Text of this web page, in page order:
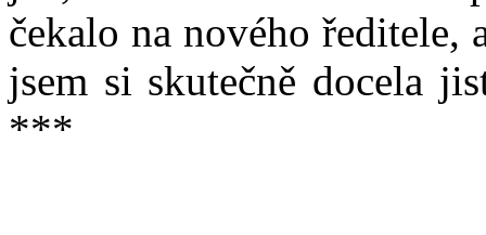
čekalo na nového ředitele,
jsem si skutečně docela
***